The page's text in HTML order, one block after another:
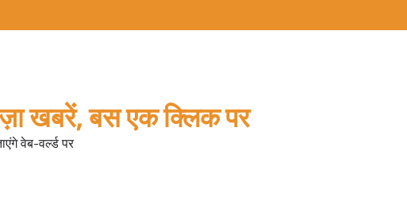
खबरें, बस एक क्लिक पर
वेब-वर्ल्ड पर